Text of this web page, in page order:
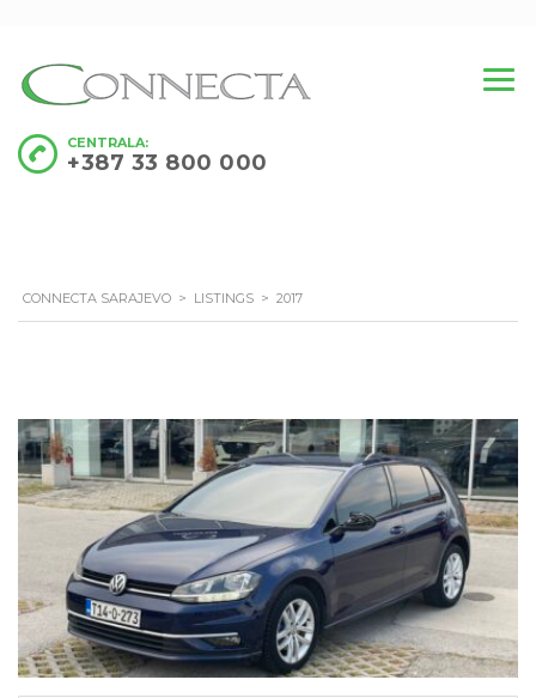
CENTRALA:
+387 33 800 000
CONNECTA SARAJEVO > LISTINGS > 2017